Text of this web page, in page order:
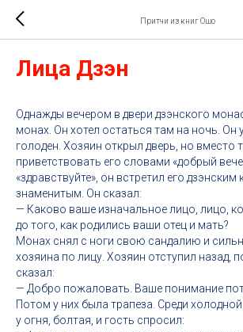
Притчи из книг Ошо
Лица Дзэн
Однажды вечером в двери дзэнского
монах. Он хотел остаться там на ночь. Он
голоден. Хозяин открыл дверь, но вместо
приветствовать его словами «добрый
«здравствуйте», он встретил его
знаменитым. Он сказал:
— Каково ваше изначальное лицо, лицо,
до того, как родились ваши отец и мать?
Монах снял с ноги свою сандалию и
хозяина по лицу. Хозяин отступил назад,
сказал:
— Добро пожаловать. Ваше понимание
Потом у них была трапеза. Среди
у огня, болтая, и гость спросил: